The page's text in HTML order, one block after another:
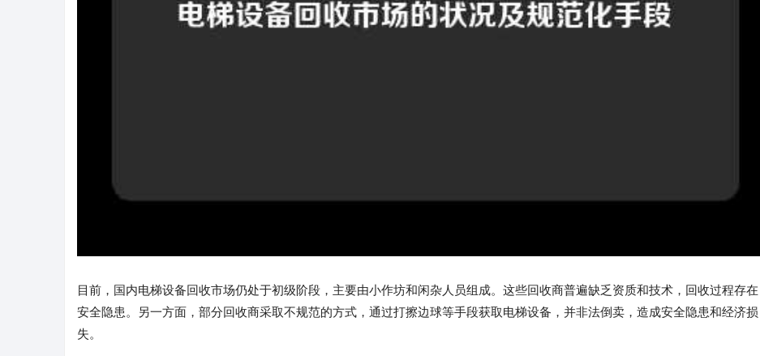
目前，国内电梯设备回收市场仍处于初级阶段，主要由小作坊和闲杂人员组成。这些回收商普遍缺乏资质和技术，回收过程存在
安全隐患。另一方面，部分回收商采取不规范的方式，通过打擦边球等手段获取电梯设备，并非法倒卖，造成安全隐患和经济损
失。